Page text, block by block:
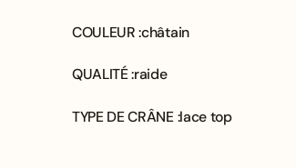
COULEUR :châtain
QUALITÉ :raide
TYPE DE CRÂNE :lace top